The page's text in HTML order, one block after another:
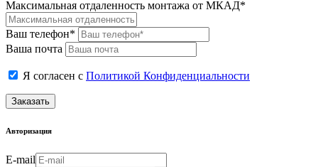
Максимальная отдаленность монтажа от МКАД*
Ваш телефон*
Ваша почта
Я согласен с Политикой Конфиденциальности
Заказать
Авторизация
E-mail